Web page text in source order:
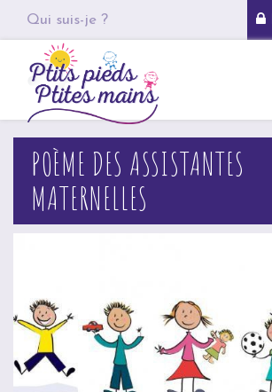
Qui suis-je ?
POÈME DES ASSISTANTES
MATERNELLES